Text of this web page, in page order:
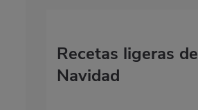
Recetas ligeras de
Navidad